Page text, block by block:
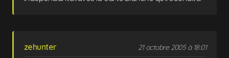
zehunter 21 octobre 2005 à 18:01